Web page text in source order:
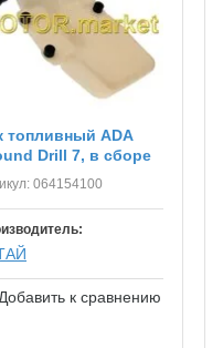
топливный ADA
Drill 7, в сборе
064154100
к сравнению